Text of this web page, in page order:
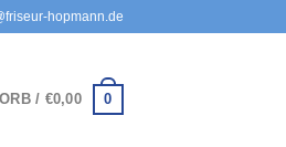
hopmann.de
/ €0,00 0